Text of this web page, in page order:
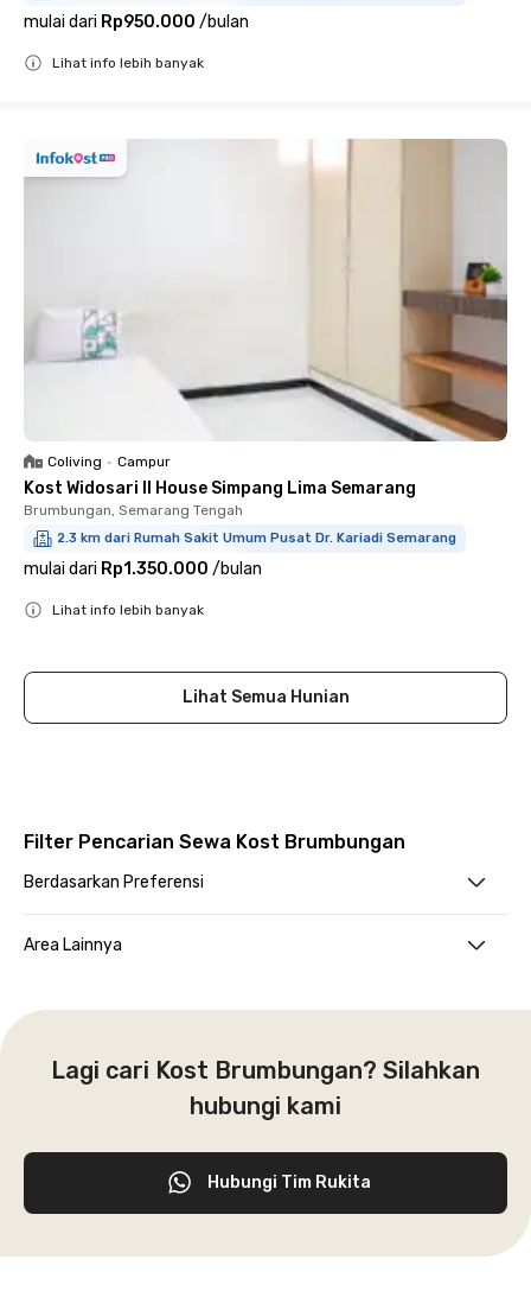
mulai dari Rp950.000 /bulan
Lihat info lebih banyak
Coliving • Campur
Kost Widosari II House Simpang Lima Semarang
Brumbungan, Semarang Tengah
2.3 km dari Rumah Sakit Umum Pusat Dr. Kariadi Semarang
mulai dari Rp1.350.000 /bulan
Lihat info lebih banyak
Lihat Semua Hunian
Filter Pencarian Sewa Kost Brumbungan
Berdasarkan Preferensi
Area Lainnya
Lagi cari Kost Brumbungan? Silahkan
hubungi kami
Hubungi Tim Rukita